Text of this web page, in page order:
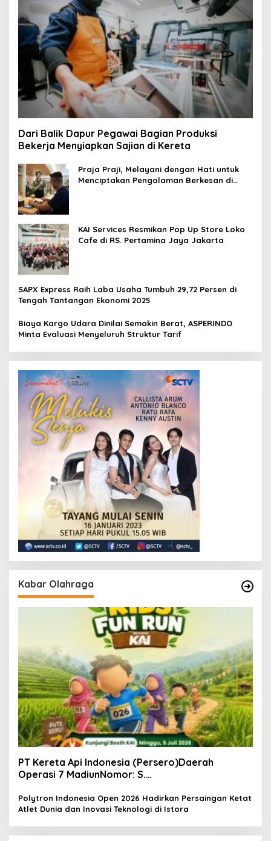
Dari Balik Dapur Pegawai Bagian Produksi
Bekerja Menyiapkan Sajian di Kereta
Praja Praji, Melayani dengan Hati untuk
Menciptakan Pengalaman Berkesan di
KAI Services Resmikan Pop Up Store Loko
Cafe di RS. Pertamina Jaya Jakarta
SAPX Express Raih Laba Usaha Tumbuh 29,72 Persen di
Tengah Tantangan Ekonomi 2025
Biaya Kargo Udara Dinilai Semakin Berat, ASPERINDO
Minta Evaluasi Menyeluruh Struktur Tarif
Kabar Olahraga
PT Kereta Api Indonesia (Persero)Daerah
Operasi 7 MadiunNomor: S.
Polytron Indonesia Open 2026 Hadirkan Persaingan Ketat
Atlet Dunia dan Inovasi Teknologi di Istora